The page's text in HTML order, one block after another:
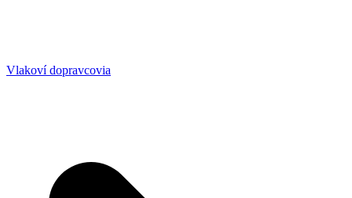
Vlakoví dopravcovia